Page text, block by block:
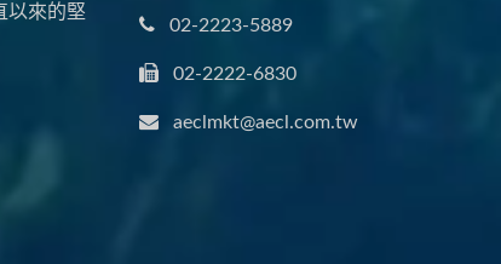
以來的堅
02-2223-5889
02-2222-6830
aeclmkt@aecl.com.tw